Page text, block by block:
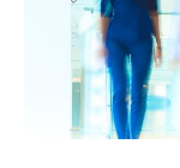
United Kingdom